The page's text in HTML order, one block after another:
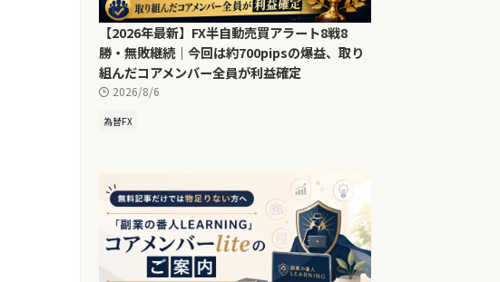
【2026年最新】FX半自動売買アラート8戦8
勝・無敗継続｜今回は約700pipsの爆益、取り
組んだコアメンバー全員が利益確定
2026/8/6
為替FX